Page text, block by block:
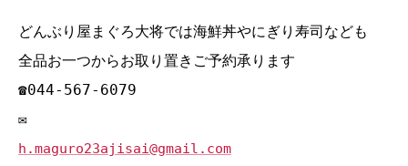
どんぶり屋まぐろ大将では海鮮丼やにぎり寿司なども
全品お一つからお取り置きご予約承ります
☎044‐567‐6079
✉
h.maguro23ajisai@gmail.com